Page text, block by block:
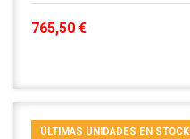
765,50 €
ÚLTIMAS UNIDADES EN STOCK